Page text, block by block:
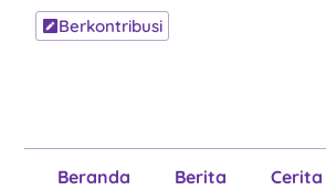
Berkontribusi
Beranda Berita Cerita